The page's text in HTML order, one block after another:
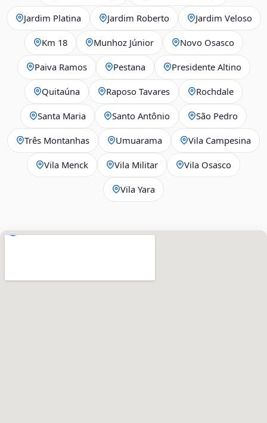
Jardim Platina Jardim Roberto Jardim Veloso
Km 18 Munhoz Júnior Novo Osasco
Paiva Ramos Pestana Presidente Altino
Quitaúna Raposo Tavares Rochdale
Santa Maria Santo Antônio São Pedro
Três Montanhas Umuarama Vila Campesina
Vila Menck Vila Militar Vila Osasco
Vila Yara